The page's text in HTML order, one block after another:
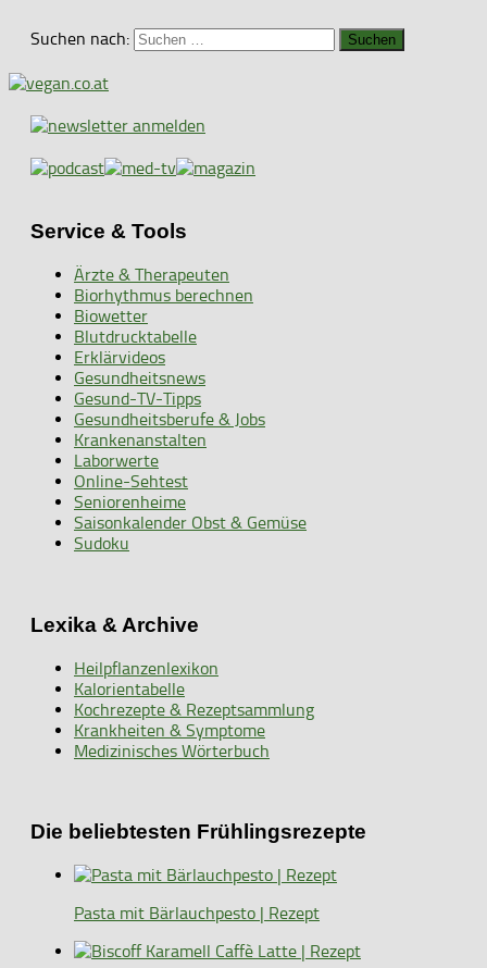
Suchen nach:
Service & Tools
Ärzte & Therapeuten
Biorhythmus berechnen
Biowetter
Blutdrucktabelle
Erklärvideos
Gesundheitsnews
Gesund-TV-Tipps
Gesundheitsberufe & Jobs
Krankenanstalten
Laborwerte
Online-Sehtest
Seniorenheime
Saisonkalender Obst & Gemüse
Sudoku
Lexika & Archive
Heilpflanzenlexikon
Kalorientabelle
Kochrezepte & Rezeptsammlung
Krankheiten & Symptome
Medizinisches Wörterbuch
Die beliebtesten Frühlingsrezepte
Pasta mit Bärlauchpesto | Rezept